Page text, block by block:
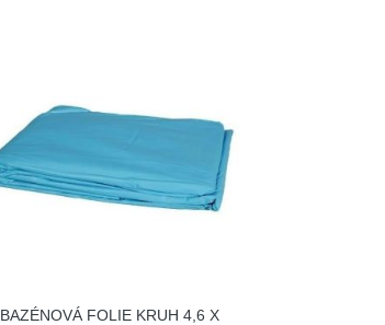
BAZÉNOVÁ FOLIE KRUH 4,6 X